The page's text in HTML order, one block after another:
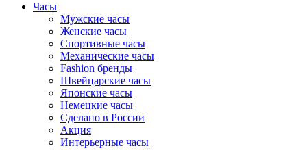
Часы
Мужские часы
Женские часы
Спортивные часы
Механические часы
Fashion бренды
Швейцарские часы
Японские часы
Немецкие часы
Сделано в России
Акция
Интерьерные часы